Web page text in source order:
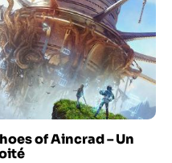
of Aincrad – Un